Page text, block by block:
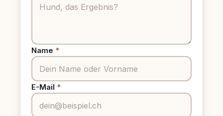
Name *
E-Mail *